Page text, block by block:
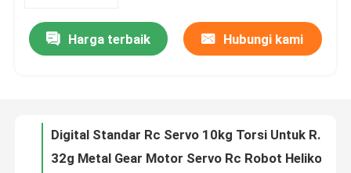
Tentang kami
Kontrol kualitas
Harga terbaik Hubungi kami
Digital Standar Rc Servo 10kg Torsi Untuk Rc Tank Car Boat Corona DS558MG